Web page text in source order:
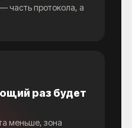
часть протокола, а
раз будет
меньше, зона